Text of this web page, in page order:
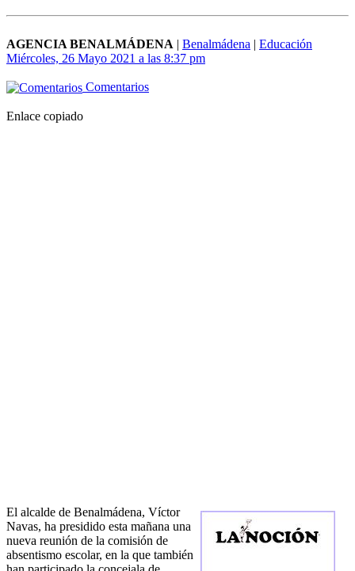
AGENCIA BENALMÁDENA | Benalmádena | Educación
Miércoles, 26 Mayo 2021 a las 8:37 pm
Comentarios
Enlace copiado
El alcalde de Benalmádena, Víctor
Navas, ha presidido esta mañana una
nueva reunión de la comisión de
absentismo escolar, en la que también